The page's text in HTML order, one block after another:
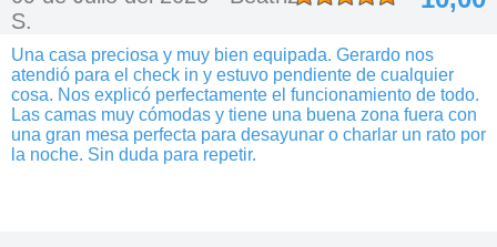
S.
Una casa preciosa y muy bien equipada. Gerardo nos
atendió para el check in y estuvo pendiente de cualquier
cosa. Nos explicó perfectamente el funcionamiento de todo.
Las camas muy cómodas y tiene una buena zona fuera con
una gran mesa perfecta para desayunar o charlar un rato por
la noche. Sin duda para repetir.